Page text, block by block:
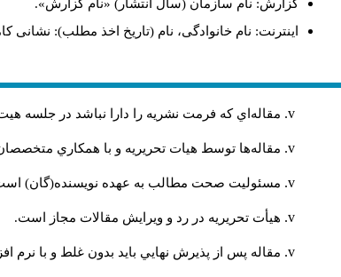
گزارش: نام سازمان (سال انتشار) «نام گزارش».
اینترنت: نام خانوادگی، نام (تاریخ اخذ مطلب): نشانی
مقاله‌اي كه فرمت نشريه را دارا نباشد در جلسه
مقاله‌ها توسط هیات تحريريه و با همکاري
مسئوليت صحت مطالب به عهده نويسنده(گان)
هيأت تحريريه در رد و ويرايش مقالات مجاز است.
مقاله پس از پذيرش نهايي باید بدون غلط و با نرم